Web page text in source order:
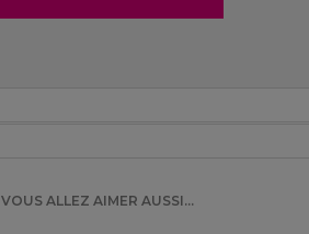
VOUS ALLEZ AIMER AUSSI...